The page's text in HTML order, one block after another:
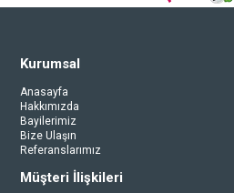
Kurumsal
Anasayfa
Hakkımızda
Bayilerimiz
Bize Ulaşın
Referanslarımız
Müşteri İlişkileri